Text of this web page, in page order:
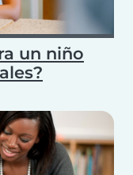
un niño